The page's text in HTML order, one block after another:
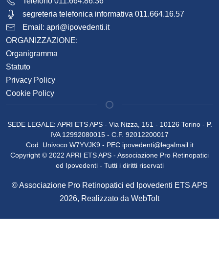
segreteria telefonica informativa 011.664.16.57
Email: apri@ipovedenti.it
ORGANIZZAZIONE:
Organigramma
Statuto
Privacy Policy
Cookie Policy
SEDE LEGALE: APRI ETS APS - Via Nizza, 151 - 10126 Torino - P.
IVA 12992080015 - C.F. 92012200017
Cod. Univoco W7YVJK9 - PEC ipovedenti@legalmail.it
Copyright © 2022 APRI ETS APS - Associazione Pro Retinopatici
ed Ipovedenti - Tutti i diritti riservati
© Associazione Pro Retinopatici ed Ipovedenti ETS APS
2026, Realizzato da WebToIt